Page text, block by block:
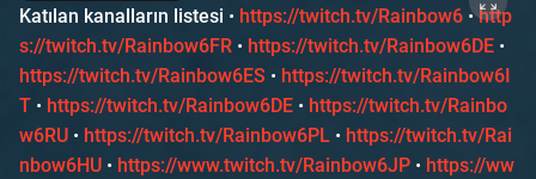
Katılan kanalların listesi • https://twitch.tv/Rainbow6 •http
s://twitch.tv/Rainbow6FR • https://twitch.tv/Rainbow6DE •
https://twitch.tv/Rainbow6ES • https://twitch.tv/Rainbow6I
T • https://twitch.tv/Rainbow6DE • https://twitch.tv/Rainbo
w6RU • https://twitch.tv/Rainbow6PL • https://twitch.tv/Rai
nbow6HU • https://www.twitch.tv/Rainbow6JP • https://ww